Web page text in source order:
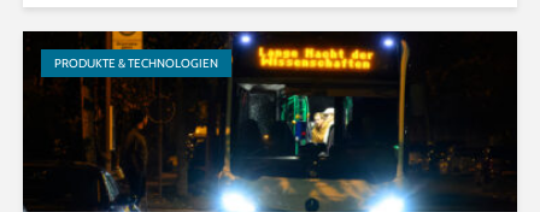
PRODUKTE & TECHNOLOGIEN